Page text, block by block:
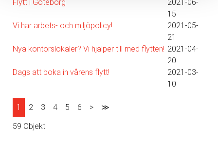
Flytt i Göteborg
2021-06-
15
Vi har arbets- och miljöpolicy!
2021-05-
21
Nya kontorslokaler? Vi hjälper till med flytten! 2021-04-
20
Dags att boka in vårens flytt!
2021-03-
10
1 2 3 4 5 6 > ≫
59 Objekt